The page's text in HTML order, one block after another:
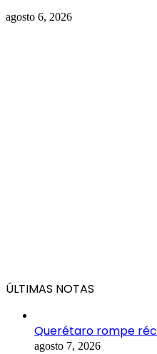
agosto 6, 2026
ÚLTIMAS NOTAS
Querétaro rompe
agosto 7, 2026